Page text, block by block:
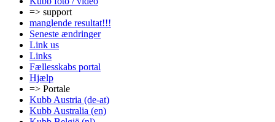
=> support
manglende resultat!!!
Seneste ændringer
Link us
Links
Fællesskabs portal
Hjælp
=> Portale
Kubb Austria (de-at)
Kubb Australia (en)